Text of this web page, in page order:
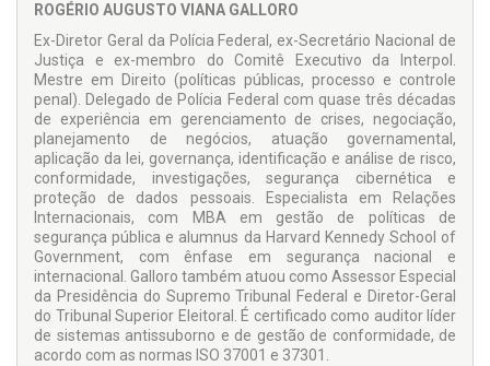
ROGÉRIO AUGUSTO VIANA GALLORO
Ex-Diretor Geral da Polícia Federal, ex-Secretário Nacional de
Justiça e ex-membro do Comitê Executivo da Interpol.
Mestre em Direito (políticas públicas, processo e controle
penal). Delegado de Polícia Federal com quase três décadas
de experiência em gerenciamento de crises, negociação,
planejamento de negócios, atuação governamental,
aplicação da lei, governança, identificação e análise de risco,
conformidade, investigações, segurança cibernética e
proteção de dados pessoais. Especialista em Relações
Internacionais, com MBA em gestão de políticas de
segurança pública e alumnus da Harvard Kennedy School of
Government, com ênfase em segurança nacional e
internacional. Galloro também atuou como Assessor Especial
da Presidência do Supremo Tribunal Federal e Diretor-Geral
do Tribunal Superior Eleitoral. É certificado como auditor líder
de sistemas antissuborno e de gestão de conformidade, de
acordo com as normas ISO 37001 e 37301.